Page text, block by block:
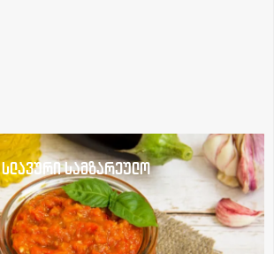
სლავური სამზარეულო